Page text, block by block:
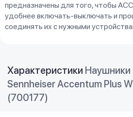
предназначены для того, чтобы
удобнее включать-выключать и
соединять их с нужными
Характеристики
Sennheiser Accentum Plus
(700177)